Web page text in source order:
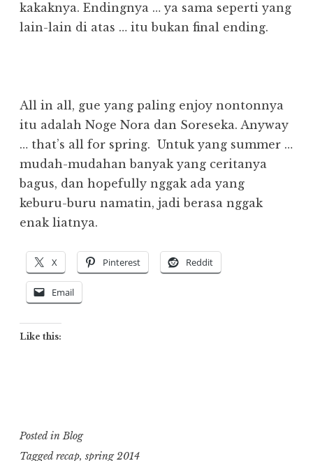
kakaknya. Endingnya … ya sama seperti yang
lain-lain di atas … itu bukan final ending.
All in all, gue yang paling enjoy nontonnya
itu adalah Noge Nora dan Soreseka. Anyway
… that’s all for spring. Untuk yang summer …
mudah-mudahan banyak yang ceritanya
bagus, dan hopefully nggak ada yang
keburu-buru namatin, jadi berasa nggak
enak liatnya.
X Pinterest Reddit
Email
Like this:
Posted inBlog
Taggedrecap, spring 2014